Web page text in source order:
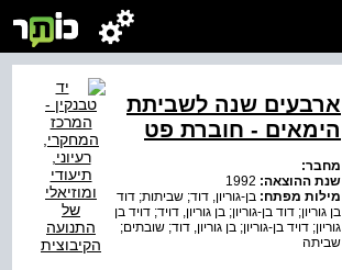
ארבעים שנה לשביתת
הימאים - חוברת פט
מחבר:
שנת ההוצאה:
מילות מפתח: בן-גוריון, דוד; שביתות; דוד
בן גוריון; דוד בן-גוריון; בן גוריון, דויד; דויד בן
גוריון; דויד בן-גוריון; בן גוריון, דוד; שובתים;
שביתה